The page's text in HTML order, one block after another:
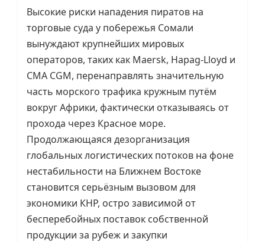
Высокие риски нападения пиратов на
торговые суда у побережья Сомали
вынуждают крупнейших мировых
операторов, таких как Maersk, Hapag-Lloyd и
СМА CGM, перенаправлять значительную
часть морского трафика кружным путём
вокруг Африки, фактически отказываясь от
прохода через Красное море.
Продолжающаяся дезорганизация
глобальных логистических потоков на фоне
нестабильности на Ближнем Востоке
становится серьёзным вызовом для
экономики КНР, остро зависимой от
бесперебойных поставок собственной
продукции за рубеж и закупки